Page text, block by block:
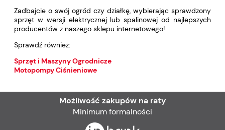
Zadbajcie o swój ogród czy działkę, wybierając sprawdzony
sprzęt w wersji elektrycznej lub spalinowej od najlepszych
producentów z naszego sklepu internetowego!
Sprawdź również:
Sprzęt i Maszyny Ogrodnicze
Motopompy Ciśnieniowe
Możliwość zakupów na raty
Minimum formalności